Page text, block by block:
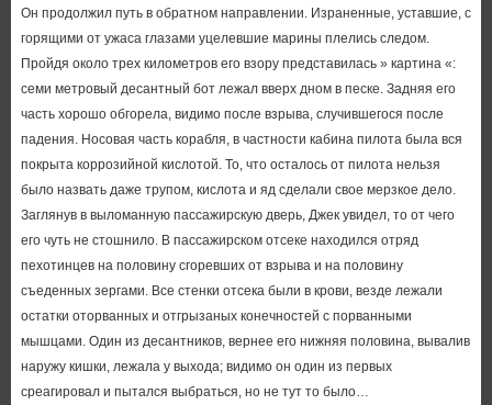
Он продолжил путь в обратном направлении. Израненные, уставшие, с
горящими от ужаса глазами уцелевшие марины плелись следом.
Пройдя около трех километров его взору представилась » картина «:
семи метровый десантный бот лежал вверх дном в песке. Задняя его
часть хорошо обгорела, видимо после взрыва, случившегося после
падения. Носовая часть корабля, в частности кабина пилота была вся
покрыта коррозийной кислотой. То, что осталось от пилота нельзя
было назвать даже трупом, кислота и яд сделали свое мерзкое дело.
Заглянув в выломанную пассажирскую дверь, Джек увидел, то от чего
его чуть не стошнило. В пассажирском отсеке находился отряд
пехотинцев на половину сгоревших от взрыва и на половину
съеденных зергами. Все стенки отсека были в крови, везде лежали
остатки оторванных и отгрызаных конечностей с порванными
мышцами. Один из десантников, вернее его нижняя половина, вывалив
наружу кишки, лежала у выхода; видимо он один из первых
среагировал и пытался выбраться, но не тут то было…